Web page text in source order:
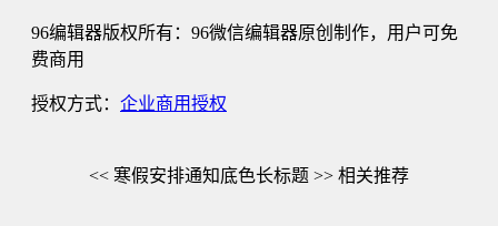
96编辑器版权所有：96微信编辑器原创制作，用户可免
费商用
授权方式： 企业商用授权
<< 寒假安排通知底色长标题 >> 相关推荐